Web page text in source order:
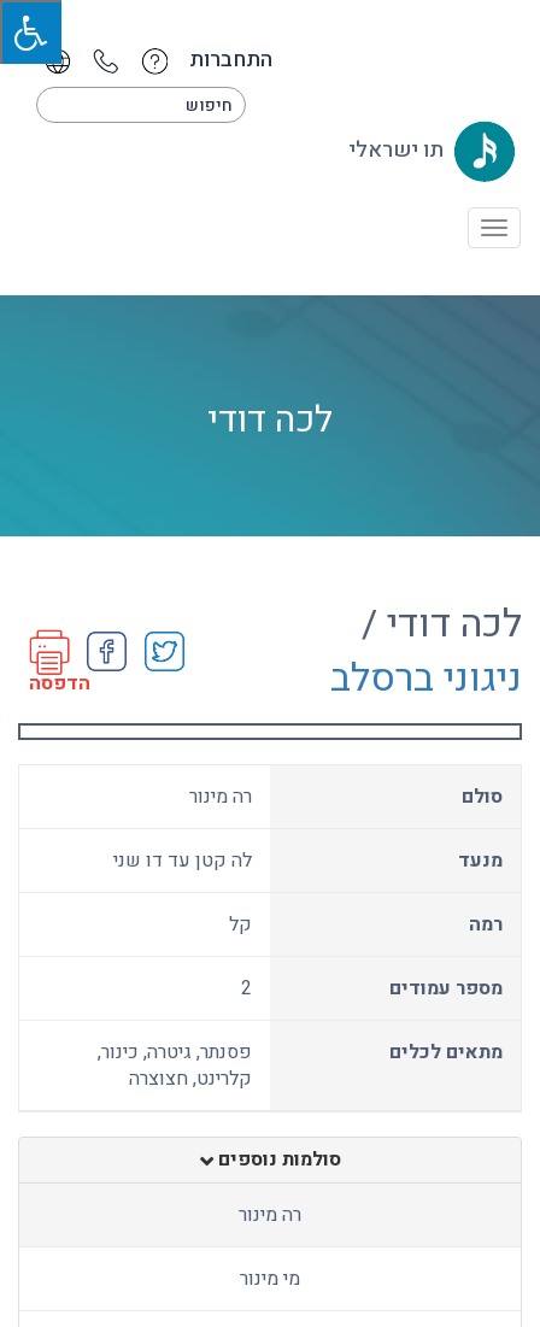
התחברות
תו ישראלי
Toggle
לכה דודי
לכה דודי /
ניגוני ברסלב
הדפסה
סולם רה מינור
מנעד לה קטן עד דו שני
רמה קל
מספר עמודים 2
מתאים לכלים
פסנתר, גיטרה, כינור,
קלרינט, חצוצרה
סולמות נוספים
רה מינור
מי מינור